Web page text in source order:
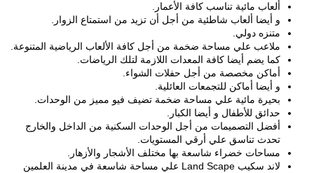
ألعاب مائية تناسب كافة الأعمار.
و أيضا ألعاب شاطئية من أجل أن تزيد من استمتاع الزوار.
متنزه دولي.
ملاعب علي مساحة ضخمة من أجل كافة الألعاب الرياضية المتنوعة.
كما يضم أيضا كافة المعدات اللازمة لتلك الرياضات.
أماكن مخصصة من أجل حفلات الشواء.
و أيضا أماكن للتجمعات العائلية.
بحيرة مائية علي مساحة ضخمة تضيف فيو مميز من الوحدات.
حدائق للأطفال و أيضا الكبار.
أفضل التصميمات من أجل الوحدات السكنية من الداخل والخارج
تحدث تناسق علي أرقي المستويات.
مساحات خضراء شاسعة بها مختلف الأشجار والأزهار.
لاند سكيب Land Scape علي مساحة شاسعة في مدينة العلمين